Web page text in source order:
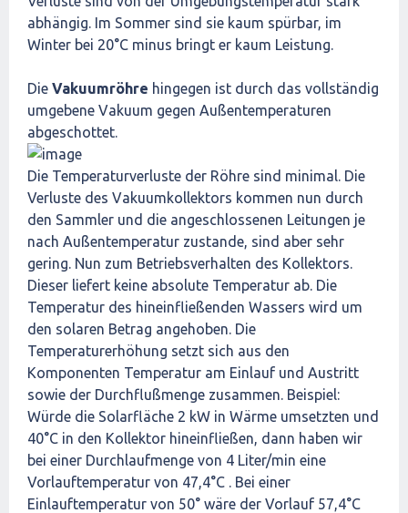
abhängig. Im Sommer sind sie kaum spürbar, im
Winter bei 20°C minus bringt er kaum Leistung.
Die Vakuumröhre hingegen ist durch das vollständig
umgebene Vakuum gegen Außentemperaturen
abgeschottet.
Die Temperaturverluste der Röhre sind minimal. Die
Verluste des Vakuumkollektors kommen nun durch
den Sammler und die angeschlossenen Leitungen je
nach Außentemperatur zustande, sind aber sehr
gering. Nun zum Betriebsverhalten des Kollektors.
Dieser liefert keine absolute Temperatur ab. Die
Temperatur des hineinfließenden Wassers wird um
den solaren Betrag angehoben. Die
Temperaturerhöhung setzt sich aus den
Komponenten Temperatur am Einlauf und Austritt
sowie der Durchflußmenge zusammen. Beispiel:
Würde die Solarfläche 2 kW in Wärme umsetzten und
40°C in den Kollektor hineinfließen, dann haben wir
bei einer Durchlaufmenge von 4 Liter/min eine
Vorlauftemperatur von 47,4°C . Bei einer
Einlauftemperatur von 50° wäre der Vorlauf 57,4°C